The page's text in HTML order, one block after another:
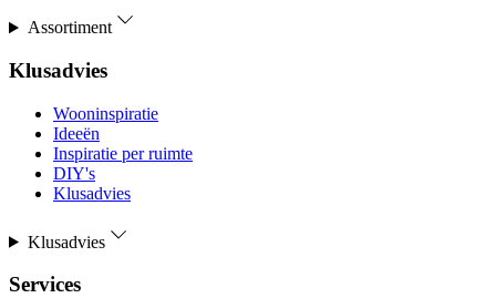
Assortiment
Klusadvies
Wooninspiratie
Ideeën
Inspiratie per ruimte
DIY's
Klusadvies
Klusadvies
Services